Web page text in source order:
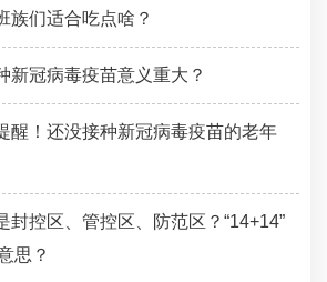
族们适合吃点啥？
新冠病毒疫苗意义重大？
醒！还没接种新冠病毒疫苗的老年
封控区、管控区、防范区？“14+14”
思？